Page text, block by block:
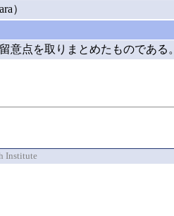
）
点を取りまとめたものである。
Institute